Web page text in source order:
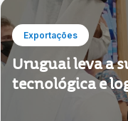
Exportações
Uruguai leva a
tecnológica e